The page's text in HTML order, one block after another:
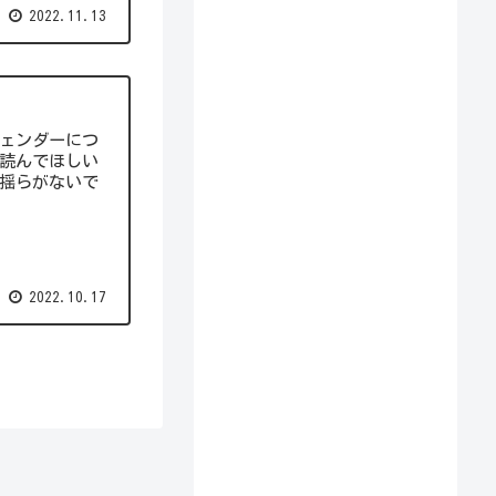
2022.11.13
ンダーにつ
んでほしい
らがないで
2022.10.17